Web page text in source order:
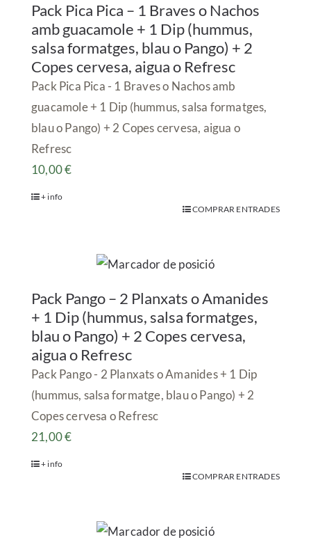
Pack Pica Pica – 1 Braves o Nachos
amb guacamole + 1 Dip (hummus,
salsa formatges, blau o Pango) + 2
Copes cervesa, aigua o Refresc
Pack Pica Pica - 1 Braves o Nachos amb
guacamole + 1 Dip (hummus, salsa formatges,
blau o Pango) + 2 Copes cervesa, aigua o
Refresc
10,00€
+ info
COMPRAR ENTRADES
Pack Pango – 2 Planxats o Amanides
+ 1 Dip (hummus, salsa formatges,
blau o Pango) + 2 Copes cervesa,
aigua o Refresc
Pack Pango - 2 Planxats o Amanides + 1 Dip
(hummus, salsa formatge, blau o Pango) + 2
Copes cervesa o Refresc
21,00€
+ info
COMPRAR ENTRADES